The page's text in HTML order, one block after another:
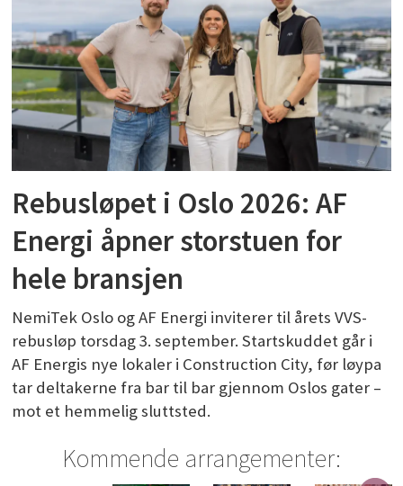
Rebusløpet i Oslo 2026: AF
Energi åpner storstuen for
hele bransjen
NemiTek Oslo og AF Energi inviterer til årets VVS-
rebusløp torsdag 3. september. Startskuddet går i
AF Energis nye lokaler i Construction City, før løypa
tar deltakerne fra bar til bar gjennom Oslos gater –
mot et hemmelig sluttsted.
Kommende arrangementer: